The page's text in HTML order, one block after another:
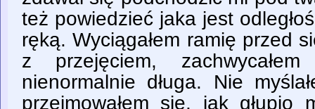
też powiedzieć jaka jest
ręką. Wyciągałem ramię przed
z przejęciem,
nienormalnie długa. Nie
przejmowałem się, jak głupio